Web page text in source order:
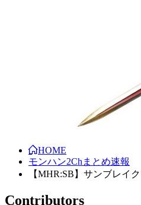
HOME
モンハン2Chまとめ速報
【MHR:SB】サンブレイ
Contributors